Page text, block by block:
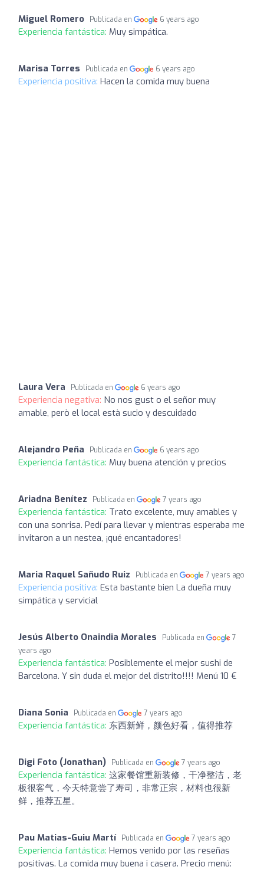
Miguel Romero Publicada en 6 years ago
Experiencia fantástica: Muy simpática.
Marisa Torres Publicada en 6 years ago
Experiencia positiva: Hacen la comida muy buena
Laura Vera Publicada en 6 years ago
Experiencia negativa: No nos gust o el señor muy
amable, però el local està sucio y descuidado
Alejandro Peña Publicada en 6 years ago
Experiencia fantástica: Muy buena atención y precios
Ariadna Benítez Publicada en 7 years ago
Experiencia fantástica: Trato excelente, muy amables y
con una sonrisa. Pedí para llevar y mientras esperaba me
invitaron a un nestea, ¡qué encantadores!
Maria Raquel Sañudo Ruiz Publicada en 7 years ago
Experiencia positiva: Esta bastante bien La dueña muy
simpática y servicial
Jesús Alberto Onaindia Morales Publicada en
7
years ago
Experiencia fantástica: Posiblemente el mejor sushi de
Barcelona. Y sin duda el mejor del distrito!!!! Menú 10 €
Diana Sonia Publicada en 7 years ago
Experiencia fantástica: 东西新鲜，颜色好看，值得推荐
Digi Foto (Jonathan) Publicada en 7 years ago
Experiencia fantástica: 这家餐馆重新装修，干净整洁，老
板很客气，今天特意尝了寿司，非常正宗，材料也很新
鲜，推荐五星。
Pau Matias-Guiu Martí Publicada en 7 years ago
Experiencia fantástica: Hemos venido por las reseñas
positivas. La comida muy buena i casera. Precio menú: